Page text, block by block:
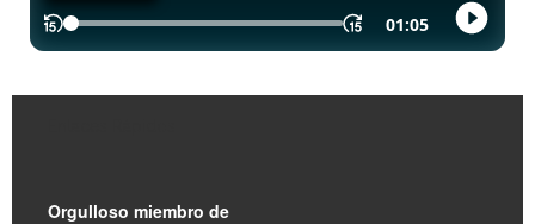
Orgulloso miembro de